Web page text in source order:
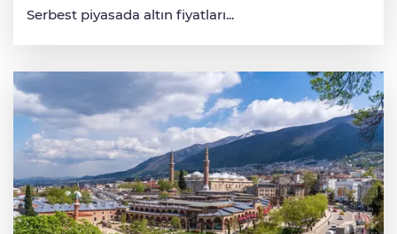
Serbest piyasada altın fiyatları...